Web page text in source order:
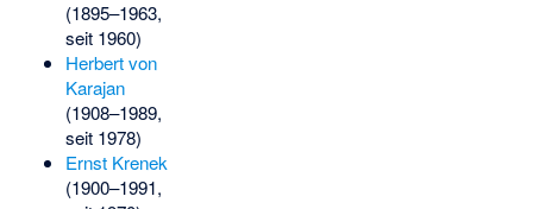
(1895–1963,
seit 1960)
Herbert von
Karajan
(1908–1989,
seit 1978)
Ernst Krenek
(1900–1991,